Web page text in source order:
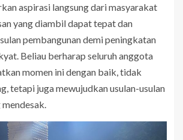
aspirasi langsung dari masyarakat
yang diambil dapat tepat dan
pembangunan demi peningkatan
Beliau berharap seluruh anggota
momen ini dengan baik, tidak
tetapi juga mewujudkan usulan-usulan